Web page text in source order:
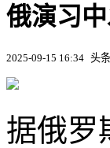
俄演习
2025-09-15 16:34 头条
据俄罗